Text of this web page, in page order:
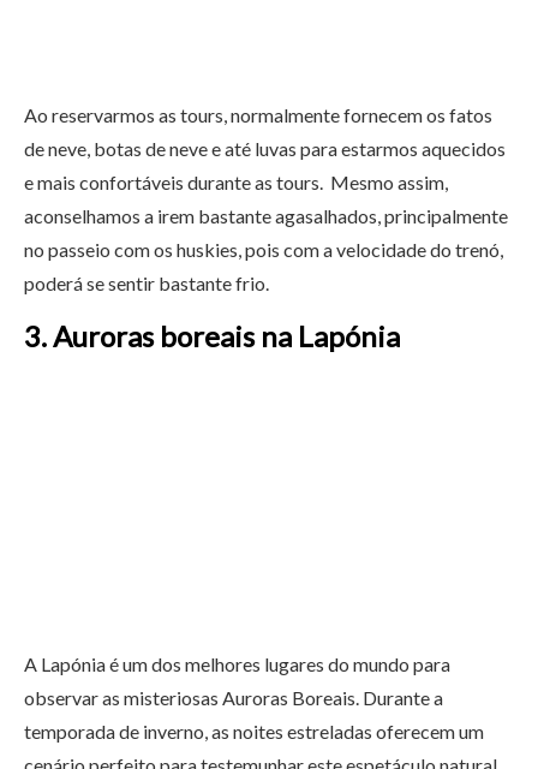
Ao reservarmos as tours, normalmente fornecem os fatos
de neve, botas de neve e até luvas para estarmos aquecidos
e mais confortáveis durante as tours. Mesmo assim,
aconselhamos a irem bastante agasalhados, principalmente
no passeio com os huskies, pois com a velocidade do trenó,
poderá se sentir bastante frio.
3. Auroras boreais na Lapónia
A Lapónia é um dos melhores lugares do mundo para
observar as misteriosas Auroras Boreais. Durante a
temporada de inverno, as noites estreladas oferecem um